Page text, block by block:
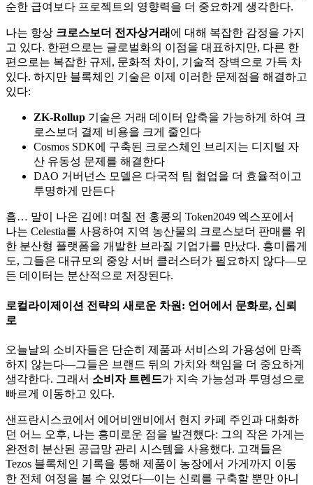
순한 급여보다 프로젝트의 영향력을 더 중요하게 생각한다.
나는 항상 크로스보더 전자상거래 에 대해 복잡한 감정을 가지
고 있다. 한편으로는 글로벌화의 이점을 대표하지만, 다른 한
편으로는 복잡한 규제, 문화적 차이, 기술적 장벽으로 가득 차
있다. 하지만 블록체인 기술은 이제 이러한 문제점을 해결하고
있다:
ZK-Rollup 기술은 거래 데이터 압축을 가능하게 하여 크
로스보더 결제 비용을 크게 줄인다
Cosmos SDK에 구축된 크로스체인 브리지는 디지털 자
산 유동성 문제를 해결한다
DAO 거버넌스 모델은 다국적 팀 협업을 더 효율적이고
투명하게 만든다
흠… 말이 나온 김에! 며칠 전 홍콩의 Token2049 엑스포에서
나는 Celestia를 사용하여 지역 농산물의 크로스보더 판매를 위
한 분산형 플랫폼을 개발한 브라질 기업가를 만났다. 흥미롭게
도, 그들은 대규모의 중앙 서버 클러스터가 필요하지 않다—모
든 데이터는 분산적으로 저장된다.
로컬라이제이션 전략의 새로운 차원: 언어에서 문화로, 신뢰
로
오늘날의 소비자들은 단순히 제품과 서비스의 가용성에 만족
하지 않는다—그들은 브랜드 뒤의 가치와 책임을 더 중요하게
생각한다. 그래서 소비자 트렌드가 지속 가능성과 투명성으로
빠르게 이동하고 있다.
샌프란시스코에서 에어비앤비에서 현지 카페 주인과 대화하
던 어느 오후, 나는 흥미로운 점을 발견했다: 그의 작은 가게는
완전히 분산된 공급망 관리 시스템을 사용했다. 고객들은
Tezos 블록체인 기록을 통해 제품이 농장에서 가게까지 이동
한 전체 여정을 볼 수 있었다—이는 신뢰를 구축할 뿐만 아니